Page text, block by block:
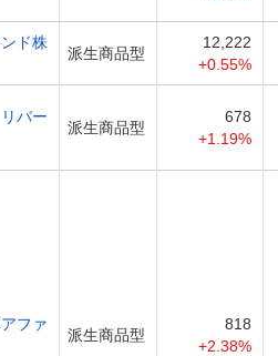
ド株
派生商品型
12,222
+0.55%
バー
派生商品型
678
+1.19%
ファ
派生商品型
818
+2.38%